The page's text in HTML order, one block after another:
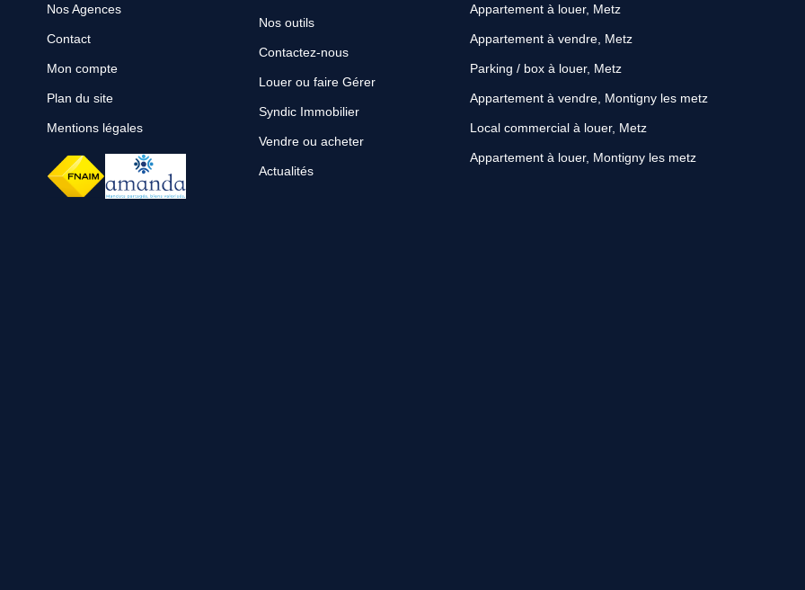
Nos Agences
Contact
Mon compte
Plan du site
Mentions légales
Nos outils
Contactez-nous
Louer ou faire Gérer
Syndic Immobilier
Vendre ou acheter
Actualités
Appartement à louer, Metz
Appartement à vendre, Metz
Parking / box à louer, Metz
Appartement à vendre, Montigny les metz
Local commercial à louer, Metz
Appartement à louer, Montigny les metz